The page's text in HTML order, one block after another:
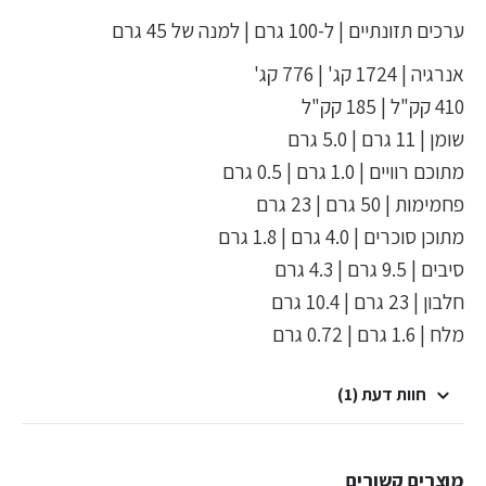
ערכים תזונתיים | ל-100 גרם | למנה של 45 גרם
אנרגיה | 1724 קג' | 776 קג'
410 קק"ל | 185 קק"ל
שומן | 11 גרם | 5.0 גרם
מתוכם רוויים | 1.0 גרם | 0.5 גרם
פחמימות | 50 גרם | 23 גרם
מתוכן סוכרים | 4.0 גרם | 1.8 גרם
סיבים | 9.5 גרם | 4.3 גרם
חלבון | 23 גרם | 10.4 גרם
מלח | 1.6 גרם | 0.72 גרם
חוות דעת (1)
מוצרים קשורים